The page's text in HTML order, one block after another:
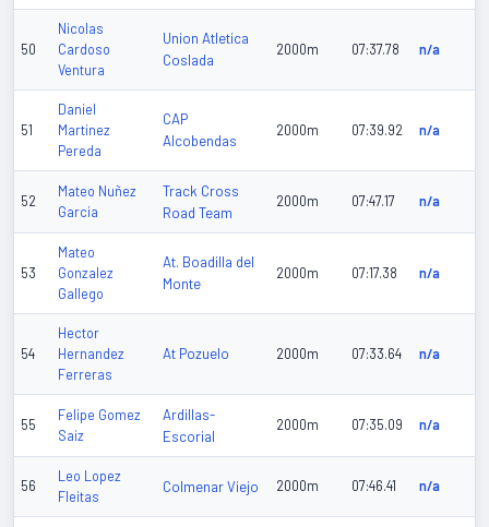
50
Nicolas
Cardoso
Ventura
Union Atletica
Coslada
2000m 07:37.78 n/a
51
Daniel
Martinez
Pereda
CAP
Alcobendas
2000m 07:39.92 n/a
52
Mateo Nuñez
Garcia
Track Cross
Road Team
2000m 07:47.17 n/a
53
Mateo
Gonzalez
Gallego
At. Boadilla del
Monte
2000m 07:17.38 n/a
54
Hector
Hernandez
Ferreras
At Pozuelo 2000m 07:33.64 n/a
55
Felipe Gomez
Saiz
Ardillas-
Escorial
2000m 07:35.09 n/a
56
Leo Lopez
Fleitas
Colmenar Viejo 2000m 07:46.41 n/a